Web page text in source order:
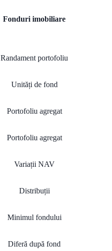
Fonduri imobiliare
Randament portofoliu
Unități de fond
Portofoliu agregat
Portofoliu agregat
Variații NAV
Distribuții
Minimul fondului
Diferă după fond